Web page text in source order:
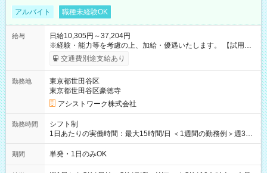
アルバイト 職種未経験OK
給与
日給10,305円～37,204円
※経験・能力等を考慮の上、加給・優遇いたします。 【試用期
間】試用期間なし
交通費別途支給あり
勤務地
東京都世田谷区
東京都世田谷区豪徳寺
アシストワーク株式会社
勤務時間
シフト制
1日あたりの実働時間：最大15時間/日 ＜1週間の勤務例＞週3回
勤務 勤務：月・水・金 休み：火・木・土・日 好きな時にお仕事
可能です！ ※1日あたりの最大実働時間は日勤、夜勤共に勤務し
期間 単発・1日のみOK